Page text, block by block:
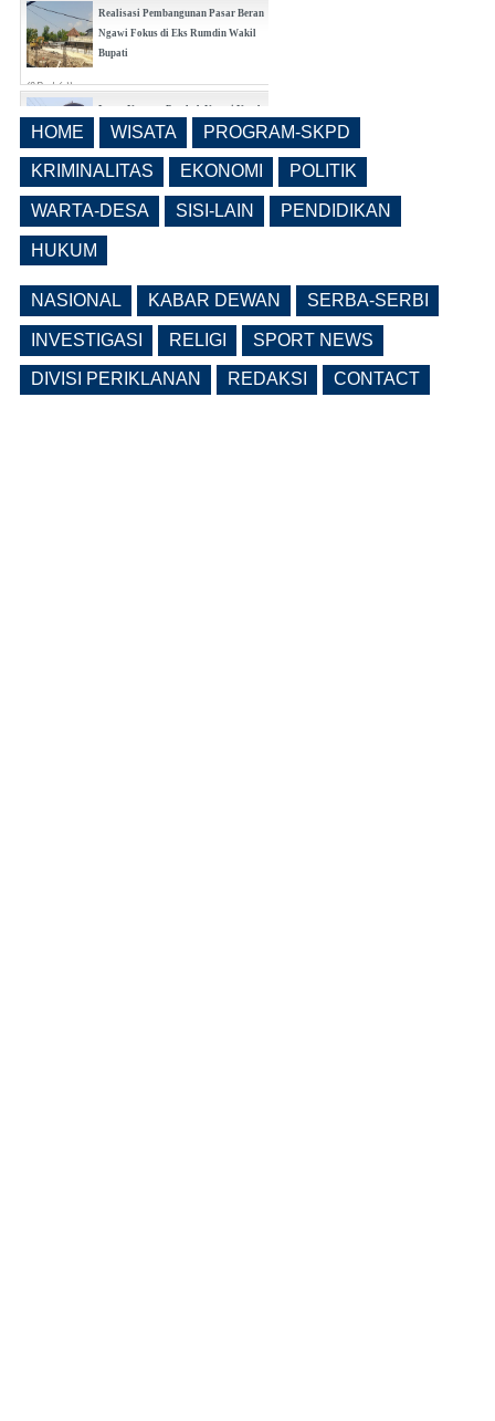
(0 Reply(s))
Realisasi Pembangunan Pasar Beran
Bupati
Buka Seleksi Direktur PDAM Definitif
(0 Reply(s))
HOME WISATA PROGRAM-SKPD
KRIMINALITAS EKONOMI POLITIK
WARTA-DESA SISI-LAIN PENDIDIKAN
HUKUM
NASIONAL KABAR DEWAN SERBA-SERBI
INVESTIGASI RELIGI SPORT NEWS
DIVISI PERIKLANAN REDAKSI CONTACT